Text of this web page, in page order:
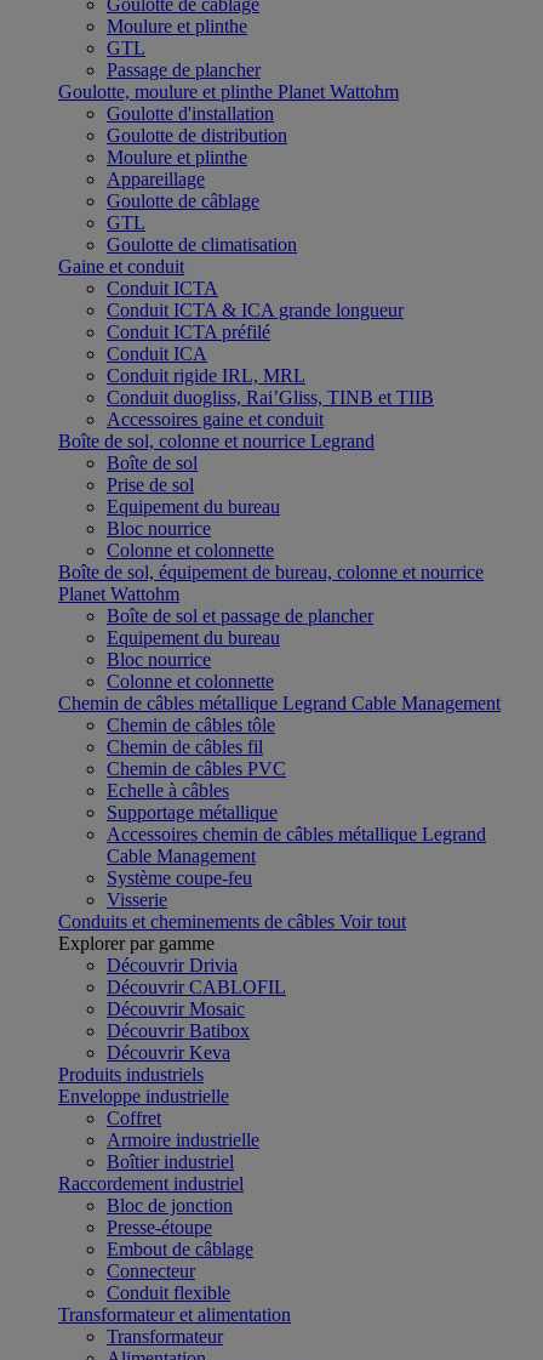
Goulotte de câblage
Moulure et plinthe
GTL
Passage de plancher
Goulotte, moulure et plinthe Planet Wattohm
Goulotte d'installation
Goulotte de distribution
Moulure et plinthe
Appareillage
Goulotte de câblage
GTL
Goulotte de climatisation
Gaine et conduit
Conduit ICTA
Conduit ICTA & ICA grande longueur
Conduit ICTA préfilé
Conduit ICA
Conduit rigide IRL, MRL
Conduit duogliss, Rai’Gliss, TINB et TIIB
Accessoires gaine et conduit
Boîte de sol, colonne et nourrice Legrand
Boîte de sol
Prise de sol
Equipement du bureau
Bloc nourrice
Colonne et colonnette
Boîte de sol, équipement de bureau, colonne et nourrice
Planet Wattohm
Boîte de sol et passage de plancher
Equipement du bureau
Bloc nourrice
Colonne et colonnette
Chemin de câbles métallique Legrand Cable Management
Chemin de câbles tôle
Chemin de câbles fil
Chemin de câbles PVC
Echelle à câbles
Supportage métallique
Accessoires chemin de câbles métallique Legrand
Cable Management
Système coupe-feu
Visserie
Conduits et cheminements de câbles Voir tout
Explorer par gamme
Découvrir Drivia
Découvrir CABLOFIL
Découvrir Mosaic
Découvrir Batibox
Découvrir Keva
Produits industriels
Enveloppe industrielle
Coffret
Armoire industrielle
Boîtier industriel
Raccordement industriel
Bloc de jonction
Presse-étoupe
Embout de câblage
Connecteur
Conduit flexible
Transformateur et alimentation
Transformateur